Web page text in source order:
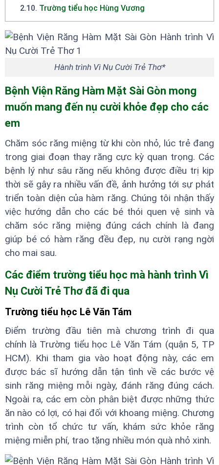
2.10. Trường tiểu học Hùng Vương
Hành trình Vì Nụ Cười Trẻ Thơ*
Bệnh Viện Răng Hàm Mặt Sài Gòn mong
muốn mang đến nụ cười khỏe đẹp cho các
em
Chăm sóc răng miệng từ khi còn nhỏ, lúc trẻ đang
trong giai đoạn thay răng cực kỳ quan trọng. Các
bệnh lý như sâu răng nếu không được điều trị kịp
thời sẽ gây ra nhiều vấn đề, ảnh hưởng tới sự phát
triển toàn diện của hàm răng. Chúng tôi nhận thấy
việc hướng dẫn cho các bé thói quen vệ sinh và
chăm sóc răng miệng đúng cách chính là đang
giúp bé có hàm răng đều đẹp, nụ cười rạng ngời
cho mai sau.
Các điểm trường tiểu học mà hành trình Vì
Nụ Cười Trẻ Thơ đã đi qua
Trường tiểu học Lê Văn Tám
Điểm trường đầu tiên mà chương trình đi qua
chính là Trường tiểu học Lê Văn Tám (quận 5, TP
HCM). Khi tham gia vào hoạt động này, các em
được bác sĩ hướng dẫn tận tình về các bước vệ
sinh răng miệng mỗi ngày, đánh răng đúng cách.
Ngoài ra, các em còn phân biệt được những thức
ăn nào có lợi, có hại đối với khoang miệng. Chương
trình còn tổ chức tư vấn, khám sức khỏe răng
miệng miễn phí, trao tặng nhiều món quà nhỏ xinh.